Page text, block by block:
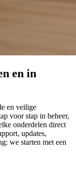
en in
en veilige
voor stap in beheer,
onderdelen direct
updates,
we starten met een